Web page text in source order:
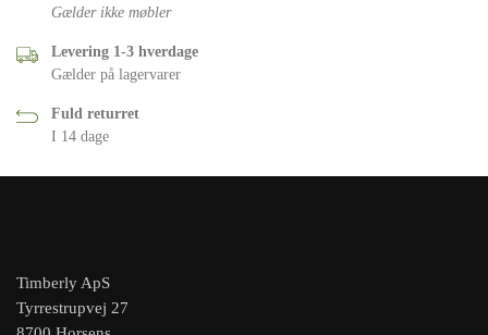
Gælder ikke møbler
Levering 1-3 hverdage
Gælder på lagervarer
Fuld returret
I 14 dage
Timberly ApS
Tyrrestrupvej 27